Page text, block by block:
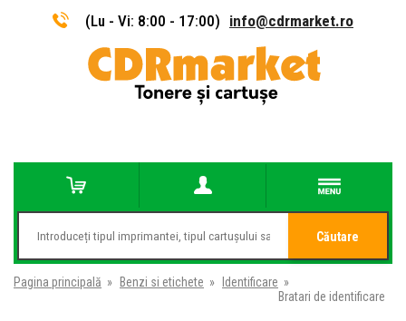
(Lu - Vi: 8:00 - 17:00) info@cdrmarket.ro
Căutare
Pagina principală » Benzi si etichete » Identificare »
Bratari de identificare